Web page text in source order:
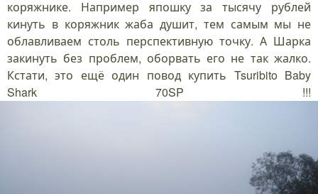
коряжнике. Например япошку за тысячу рублей
кинуть в коряжник жаба душит, тем самым мы не
облавливаем столь перспективную точку. А Шарка
закинуть без проблем, оборвать его не так жалко.
Кстати, это ещё один повод купить Tsuribito Baby
Shark 70SP !!!